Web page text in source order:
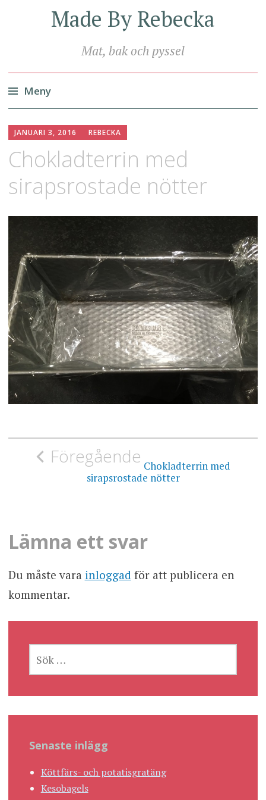
Made By Rebecka
Mat, bak och pyssel
Meny
till
innehåll
JANUARI 3, 2016 REBECKA
Chokladterrin med
sirapsrostade nötter
Inläggsnavigering
Föregående Chokladterrin med
sirapsrostade nötter
Lämna ett svar
Du måste vara inloggad för att publicera en
kommentar.
EFTER:
Senaste inlägg
Köttfärs- och potatisgratäng
Kesobagels